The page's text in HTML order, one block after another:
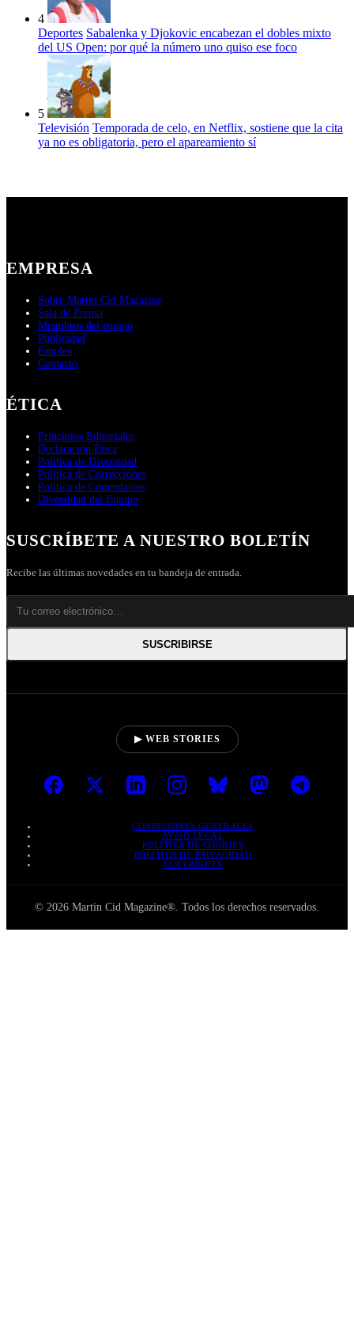
4
Deportes Sabalenka y Djokovic encabezan el dobles mixto
del US Open: por qué la número uno quiso ese foco
5
Televisión Temporada de celo, en Netflix, sostiene que la cita
ya no es obligatoria, pero el apareamiento sí
EMPRESA
Sobre Martin Cid Magazine
Sala de Prensa
Miembros del equipo
Publicidad
Empleo
Contacto
ÉTICA
Principios Editoriales
Declaración Ética
Política de Diversidad
Política de Correcciones
Política de Comentarios
Diversidad del Equipo
SUSCRÍBETE A NUESTRO BOLETÍN
Recibe las últimas novedades en tu bandeja de entrada.
SUSCRIBIRSE
▶ WEB STORIES
CONDICIONES GENERALES
AVISO LEGAL
POLÍTICA DE COOKIES
POLÍTICA DE PRIVACIDAD
COPYRIGHTS
© 2026 Martin Cid Magazine®. Todos los derechos reservados.